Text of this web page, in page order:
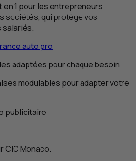
en 1 pour les entrepreneurs
sociétés, qui protège vos
salariés.
auto pro
adaptées pour chaque besoin
modulables pour adapter votre
publicitaire
CICMonaco.